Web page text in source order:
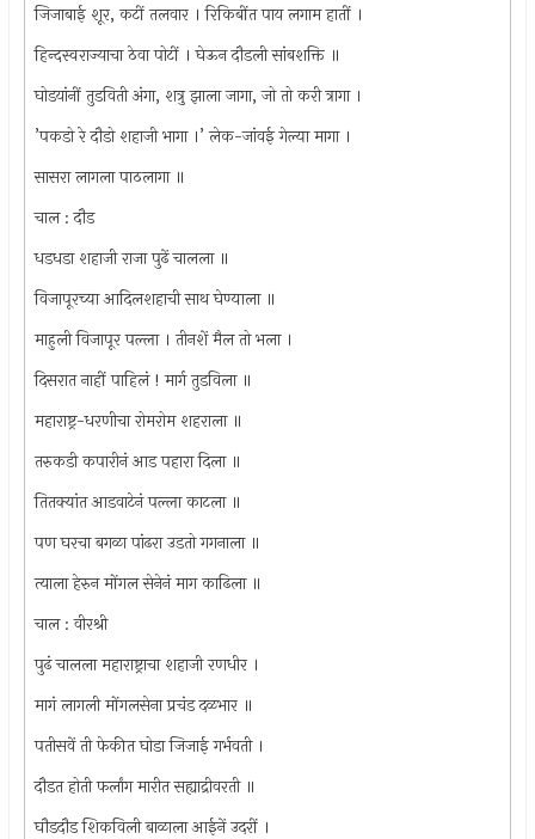
जिजाबाई शूर, कटीं तलवार । रिकिबींत पाय लगाम हातीं ।
हिन्दस्वराज्याचा ठेवा पोटीं । घेऊन दौडली सांबशक्ति ॥
घोडयांनीं तुडविती अंगा, शत्रु झाला जागा, जो तो करी त्रागा ।
’पकडो रे दौडो शहाजी भागा ।’ लेक-जांवई गेल्या मागा ।
सासरा लागला पाठलागा ॥
चाल : दौड
धडधडा शहाजी राजा पुढें चालला ॥
विजापूरच्या आदिलशहाची साथ घेण्याला ॥
माहुली विजापूर पल्ला । तीनशें मैल तो भला ।
दिसरात नाहीं पाहिलं ! मार्ग तुडविला ॥
महाराष्ट्र-धरणीचा रोमरोम शहराला ॥
तरुकडी कपारीनं आड पहारा दिला ॥
तितक्यांत आडवाटेनं पल्ला काटला ॥
पण घरचा बगळा पांढरा उडतो गगनाला ॥
त्याला हेरुन मोंगल सेनेनं माग काढिला ॥
चाल : वीरश्री
पुढं चालला महाराष्ट्राचा शहाजी रणधीर ।
मागं लागली मोंगलसेना प्रचंड दळभार ॥
पतीसवें ती फेकीत घोडा जिजाई गर्भवती ।
दौडत होती फर्लांग मारीत सह्याद्रीवरती ॥
घौडदौड शिकविली बाळाला आईनें उदरीं ।